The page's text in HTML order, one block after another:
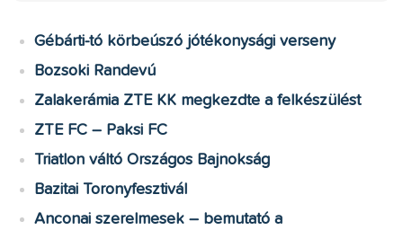
Gébárti-tó körbeúszó jótékonysági verseny
Bozsoki Randevú
Zalakerámia ZTE KK megkezdte a felkészülést
ZTE FC – Paksi FC
Triatlon váltó Országos Bajnokság
Bazitai Toronyfesztivál
Anconai szerelmesek – bemutató a